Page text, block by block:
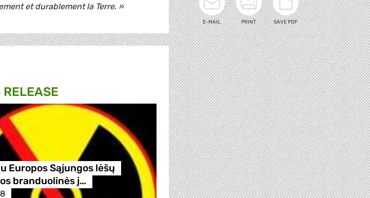
et durablement la Terre. »
RELEASE
Europos Sąjungos lėšų
branduolinės j…
E-MAIL PRINT SAVE PDF